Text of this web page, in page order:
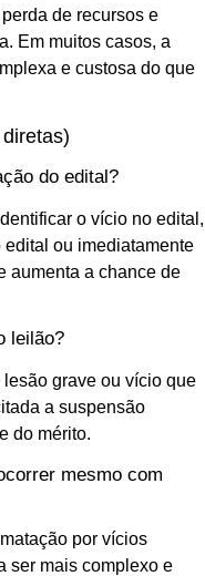
de recursos e
Em muitos casos, a
e custosa do que
do edital?
o vício no edital,
ou imediatamente
aumenta a chance de
leilão?
grave ou vício que
a suspensão
do mérito.
mesmo com
por vícios
ser mais complexo e